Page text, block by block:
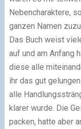
Nebencharaktere,
ganzen Namen
Das Buch weist
auf und am Anfang
diese alle
ihr das gut
alle
klarer wurde. Die
packen, hatte aber